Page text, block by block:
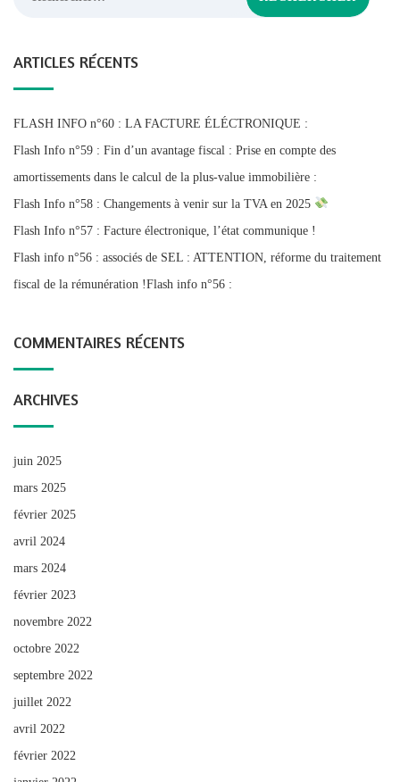
ARTICLES RÉCENTS
FLASH INFO n°60 : LA FACTURE ÉLÉCTRONIQUE :
Flash Info n°59 : Fin d’un avantage fiscal : Prise en compte des
amortissements dans le calcul de la plus-value immobilière :
Flash Info n°58 : Changements à venir sur la TVA en 2025
Flash Info n°57 : Facture électronique, l’état communique !
Flash info n°56 : associés de SEL : ATTENTION, réforme du traitement
fiscal de la rémunération !Flash info n°56 :
COMMENTAIRES RÉCENTS
ARCHIVES
juin 2025
mars 2025
février 2025
avril 2024
mars 2024
février 2023
novembre 2022
octobre 2022
septembre 2022
juillet 2022
avril 2022
février 2022